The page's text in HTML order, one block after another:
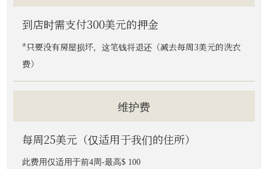
到店时需支付300美元的押金
*只要没有房屋损坏，这笔钱将退还（减去每周3美元的洗衣
费）
维护费
每周25美元（仅适用于我们的住所）
此费用仅适用于前4周-最高$ 100